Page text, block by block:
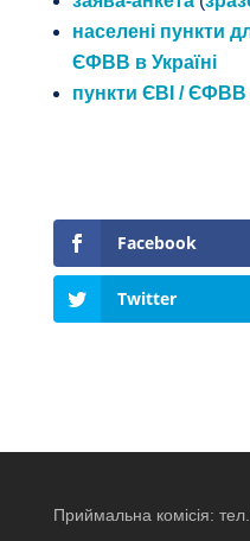
населені пункти
ЄФВВ в Україні
пункти ЄВІ /
Facebook
Twitter
Приймальна комісія: